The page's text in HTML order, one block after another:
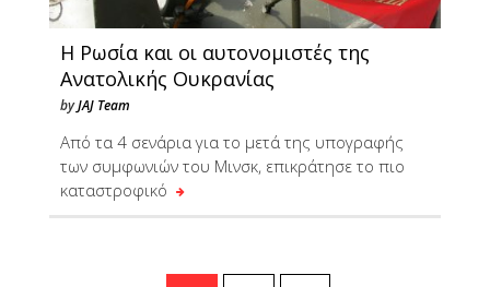
Η Ρωσία και οι αυτονομιστές της
Ανατολικής Ουκρανίας
byJAJ Team
Από τα 4 σενάρια για το μετά της υπογραφής
των συμφωνιών του Μινσκ, επικράτησε το πιο
καταστροφικό